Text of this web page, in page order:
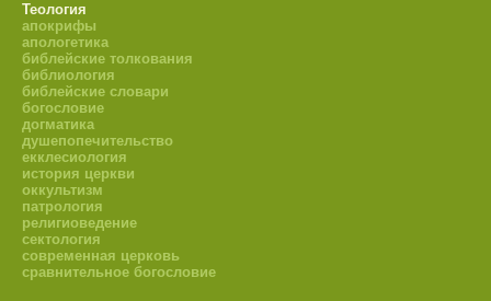
Теология
апокрифы
апологетика
библейские толкования
библиология
библейские словари
богословие
догматика
душепопечительство
екклесиология
история церкви
оккультизм
патрология
религиоведение
сектология
современная церковь
сравнительное богословие